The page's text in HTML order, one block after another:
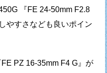
『FE 24-50mm F2.8
やすさなども良いポイン
PZ 16-35mm F4 G』が